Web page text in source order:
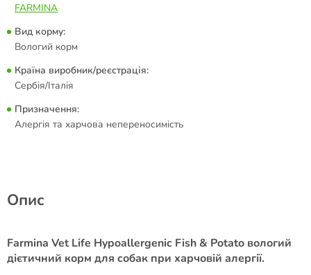
FARMINA
Вид корму:
Вологий корм
Країна виробник/реєстрація:
Сербія/Італія
Призначення:
Алергія та харчова непереносимість
Опис
Farmina Vet Life Hypoallergenic Fish & Potato вологий
дієтичний корм для собак при харчовій алергії.